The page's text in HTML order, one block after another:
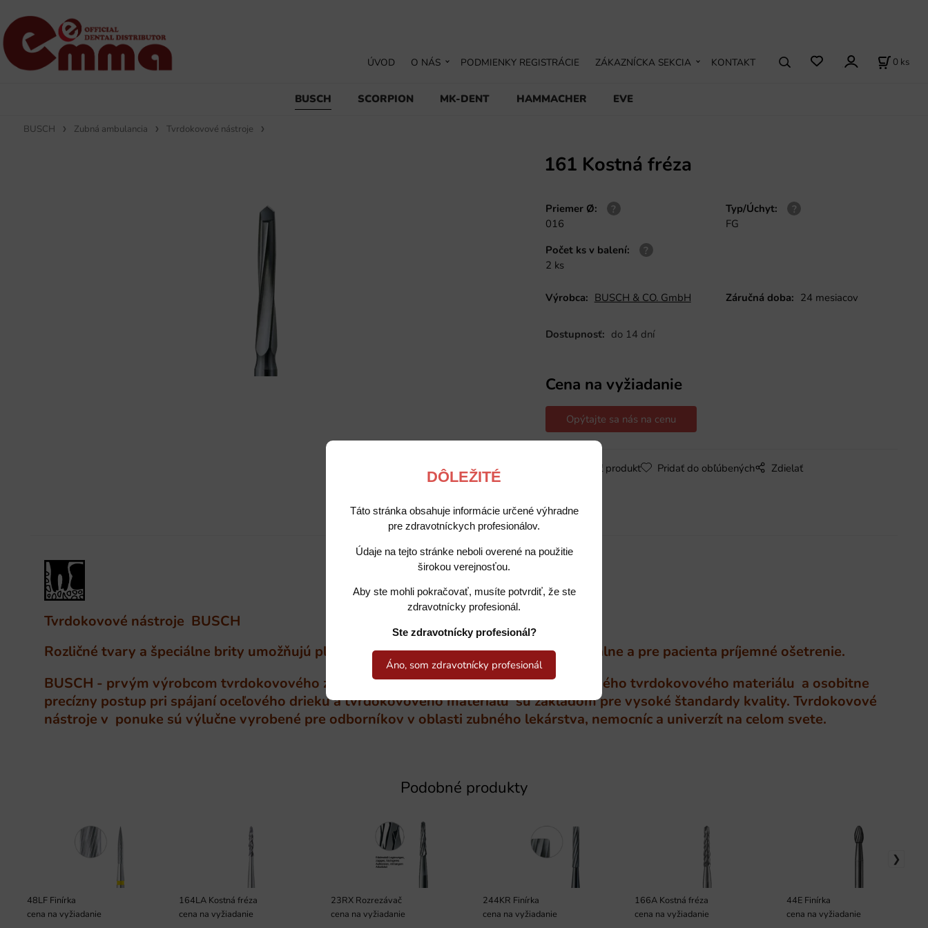
DÔLEŽITÉ
Táto stránka obsahuje informácie určené výhradne
pre zdravotníckych profesionálov.
Údaje na tejto stránke neboli overené na použitie
širokou verejnosťou.
Aby ste mohli pokračovať, musíte potvrdiť, že ste
zdravotnícky profesionál.
Ste zdravotnícky profesionál?
Áno, som zdravotnícky profesionál
BUSCH SCORPION MK-DENT HAMMACHER EVE
ÚVOD O NÁS PODMIENKY REGISTRÁCIE ZÁKAZNÍCKA SEKCIA KONTAKT 0 ks
BUSCH Zubná ambulancia Tvrdokovové nástroje
161 Kostná fréza
Priemer Ø:
016
Typ/Úchyt:
FG
Počet ks v balení:
2 ks
Výrobca: BUSCH & CO. GmbH Záručná doba: 24 mesiacov
Dostupnosť: do 14 dní
Cena na vyžiadanie
Opýtajte sa nás na cenu
Sledovať produkt Pridať do obľúbených Zdielať
Popis Potrebujete poradiť?
Tvrdokovové nástroje BUSCH
Rozličné tvary a špeciálne brity umožňujú plynulý a šetrný rez bez vibrácií pre individuálne a pre pacienta príjemné ošetrenie.
BUSCH - prvým výrobcom tvrdokovového zubného nástroja v Nemecku. Použitie jemného tvrdokovového materiálu a osobitne
precízny postup pri spájaní oceľového drieku a tvrdokovového materiálu sú základom pre vysoké štandardy kvality. Tvrdokovové
nástroje v ponuke sú výlučne vyrobené pre odborníkov v oblasti zubného lekárstva, nemocníc a univerzít na celom svete.
Podobné produkty
48LF Finírka
cena na vyžiadanie
164LA Kostná fréza
cena na vyžiadanie
23RX Rozrezávač
cena na vyžiadanie
244KR Finírka
cena na vyžiadanie
166A Kostná fréza
cena na vyžiadanie
44E Finírka
cena na vyžiadanie